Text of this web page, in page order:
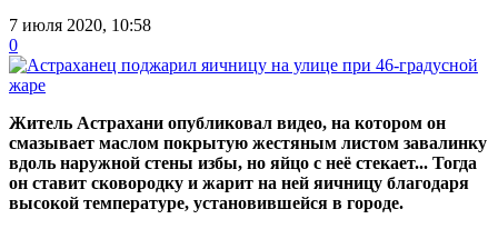
7 июля 2020, 10:58
0
Житель Астрахани опубликовал видео, на котором он
смазывает маслом покрытую жестяным листом завалинку
вдоль наружной стены избы, но яйцо с неё стекает... Тогда
он ставит сковородку и жарит на ней яичницу благодаря
высокой температуре, установившейся в городе.